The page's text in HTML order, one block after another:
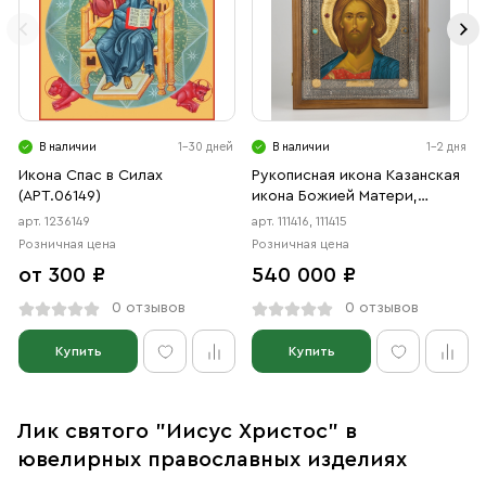
В наличии 1-30 дней
Икона Спас в Силах
(АРТ.06149)
арт. 1236149
Розничная цена
от 300 ₽
0 отзывов
Купить
В наличии 1-2 дня
Рукописная икона Казанская
икона Божией Матери,
Господь вседержитель
арт. 111416, 111415
Розничная цена
540 000 ₽
0 отзывов
Купить
Лик святого "Иисус Христос" в
ювелирных православных изделиях